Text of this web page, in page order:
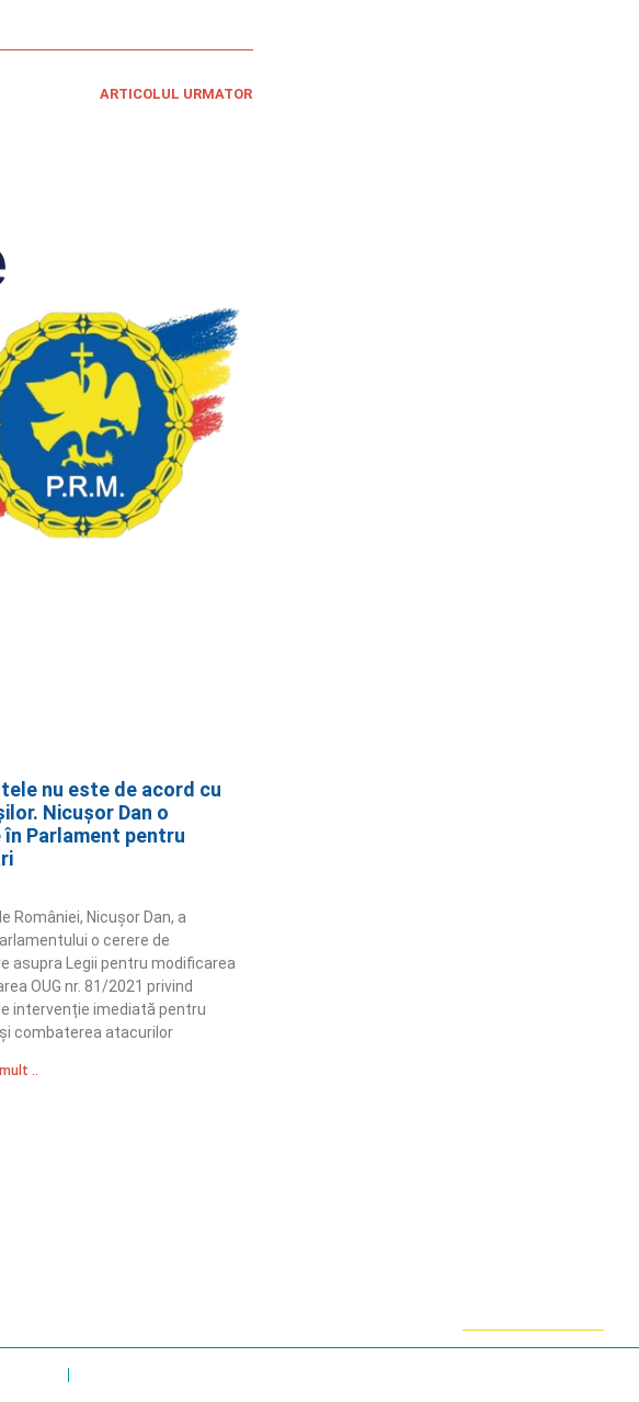
ARTICOLUL URMATOR
nu este de acord cu
Nicușor Dan o
Parlament pentru
României, Nicușor Dan, a
o cerere de
asupra Legii pentru modificarea
OUG nr. 81/2021 privind
intervenție imediată pentru
combaterea atacurilor
..